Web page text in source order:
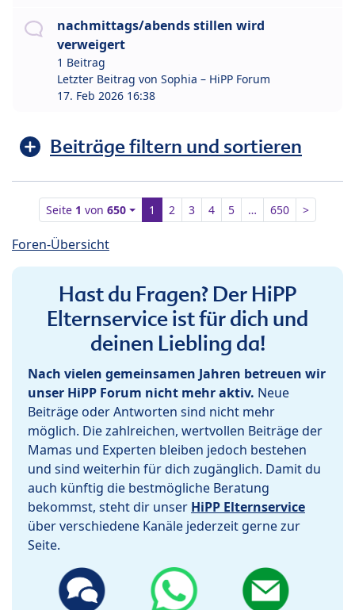
nachmittags/abends stillen wird
verweigert
1 Beitrag
Letzter Beitrag von Sophia – HiPP Forum
17. Feb 2026 16:38
Beiträge filtern und sortieren
Seite 1 von650 1 2 3 4 5 … 650 >
Foren-Übersicht
Hast du Fragen? Der HiPP
Elternservice ist für dich und
deinen Liebling da!
Nach vielen gemeinsamen Jahren betreuen wir
unser HiPP Forum nicht mehr aktiv. Neue
Beiträge oder Antworten sind nicht mehr
möglich. Die zahlreichen, wertvollen Beiträge der
Mamas und Experten bleiben jedoch bestehen
und sind weiterhin für dich zugänglich. Damit du
auch künftig die bestmögliche Beratung
bekommst, steht dir unser HiPP Elternservice
über verschiedene Kanäle jederzeit gerne zur
Seite.